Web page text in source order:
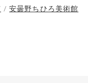
安曇野ちひろ美術館